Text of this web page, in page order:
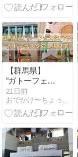
きで解説！セ
での入金手順
まとめ
【群馬県】
“ガトーフェス
タハラダ” 工
場見学レビュ
ー!試食や購入
21日前
おでかけ〜ちょっとした非日常〜